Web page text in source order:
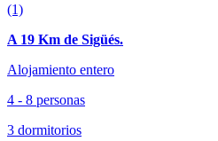
(1)
A 19 Km de Sigüés.
Alojamiento entero
4 - 8 personas
3 dormitorios